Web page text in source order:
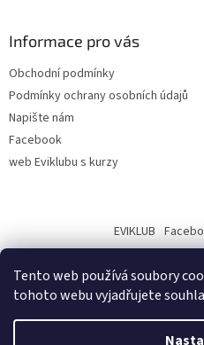
Tento web používá soubory
tohoto webu vyjadřujete
Informace pro vás
Obchodní podmínky
Podmínky ochrany osobních údajů
Napište nám
Facebook
web Eviklubu s kurzy
EVIKLUB